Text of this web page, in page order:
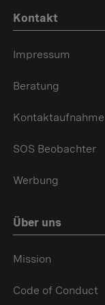
Kontakt
Impressum
Beratung
Kontaktaufnahme
SOS Beobachter
Werbung
Über uns
Mission
Code of Conduct